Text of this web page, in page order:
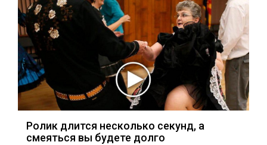
Ролик длится несколько секунд, а
смеяться вы будете долго